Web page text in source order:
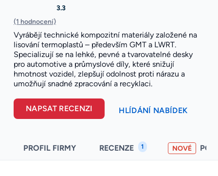
3.3
(1 hodnocení)
Vyrábějí technické kompozitní materiály založené na
lisování termoplastů – především GMT a LWRT.
Specializují se na lehké, pevné a tvarovatelné desky
pro automotive a průmyslové díly, které snižují
hmotnost vozidel, zlepšují odolnost proti nárazu a
umožňují snadné zpracování a recyklaci.
NAPSAT RECENZI HLÍDÁNÍ NABÍDEK
PROFIL FIRMY RECENZE 1 NOVÉ